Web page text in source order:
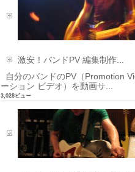
激安！バンドPV 編集制作...
自分のバンドのPV（Promotion
ーション ビデオ）を動画サ...
3,028ビュー